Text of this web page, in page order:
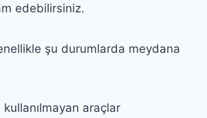
edebilirsiniz.
şu durumlarda meydana
araçlar